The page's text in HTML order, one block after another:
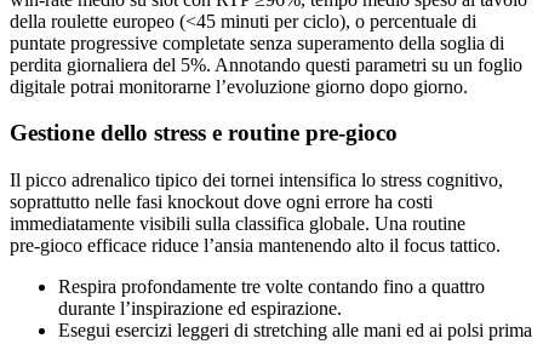
della roulette europeo (<45 minuti per ciclo), o percentuale di
puntate progressive completate senza superamento della soglia di
perdita giornaliera del 5%. Annotando questi parametri su un foglio
digitale potrai monitorarne l’evoluzione giorno dopo giorno.
Gestione dello stress e routine pre‑gioco
Il picco adrenalico tipico dei tornei intensifica lo stress cognitivo,
soprattutto nelle fasi knockout dove ogni errore ha costi
immediatamente visibili sulla classifica globale. Una routine
pre‑gioco efficace riduce l’ansia mantenendo alto il focus tattico.
Respira profondamente tre volte contando fino a quattro
durante l’inspirazione ed espirazione.
Esegui esercizi leggeri di stretching alle mani ed ai polsi prima